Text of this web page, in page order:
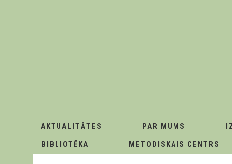
AKTUALITĀTES PAR MUMS
BIBLIOTĒKA
METODISKAIS CENTRS